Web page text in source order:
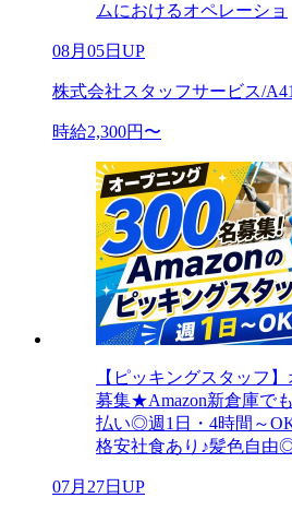
ムにおけるオペレーショ
08月05日UP
株式会社スタッフサービス/
時給2,300円〜
【ピッキングスタッフ
募集★Amazon新倉庫で
払い◎週1日・4時間～
格安社食あり♪髪色自由
07月27日UP